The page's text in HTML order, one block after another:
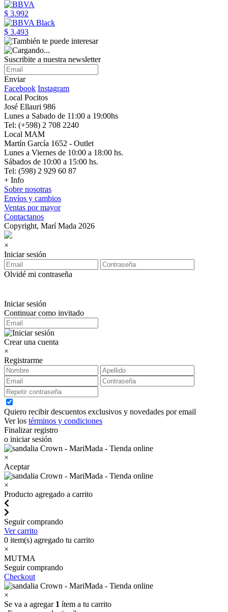
$ 3.992
$ 3.493
Suscribite a nuestra newsletter
Enviar
Facebook Instagram
Local Pocitos
José Ellauri 986
Lunes a Sabado de 11:00 a 19:00hs
Tel: (+598) 2 708 2240
Local MAM
Martín García 1652 - Outlet
Lunes a Viernes de 10:00 a 18:00 hs.
Sábados de 10:00 a 15:00 hs.
Tel: (598) 2 929 60 87
+ Info
Sobre nosotras
Envíos y cambios
Ventas por mayor
Contactanos
Copyright, Marí Mada 2026
×
Iniciar sesión
Olvidé mi contraseña
Iniciar sesión
Continuar como invitado
Crear una cuenta
×
Registrarme
Quiero recibir descuentos exclusivos y novedades por email
Ver los términos y condiciones
Finalizar registro
o iniciar sesión
×
Aceptar
×
Producto agregado a carrito
Seguir comprando
Ver carrito
0 item(s) agregado tu carrito
×
MUTMA
Seguir comprando
Checkout
×
Se va a agregar 1 ítem a tu carrito